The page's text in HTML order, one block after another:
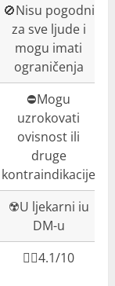
🚫Nisu pogodni
za sve ljude i
mogu imati
ograničenja
⛔️Mogu
uzrokovati
ovisnost ili
druge
kontraindikacije
☢️U ljekarni iu
DM-u
👎🏼4.1/10